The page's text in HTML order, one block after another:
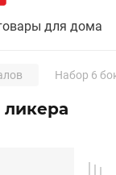
для дома
Набор 6
ликера